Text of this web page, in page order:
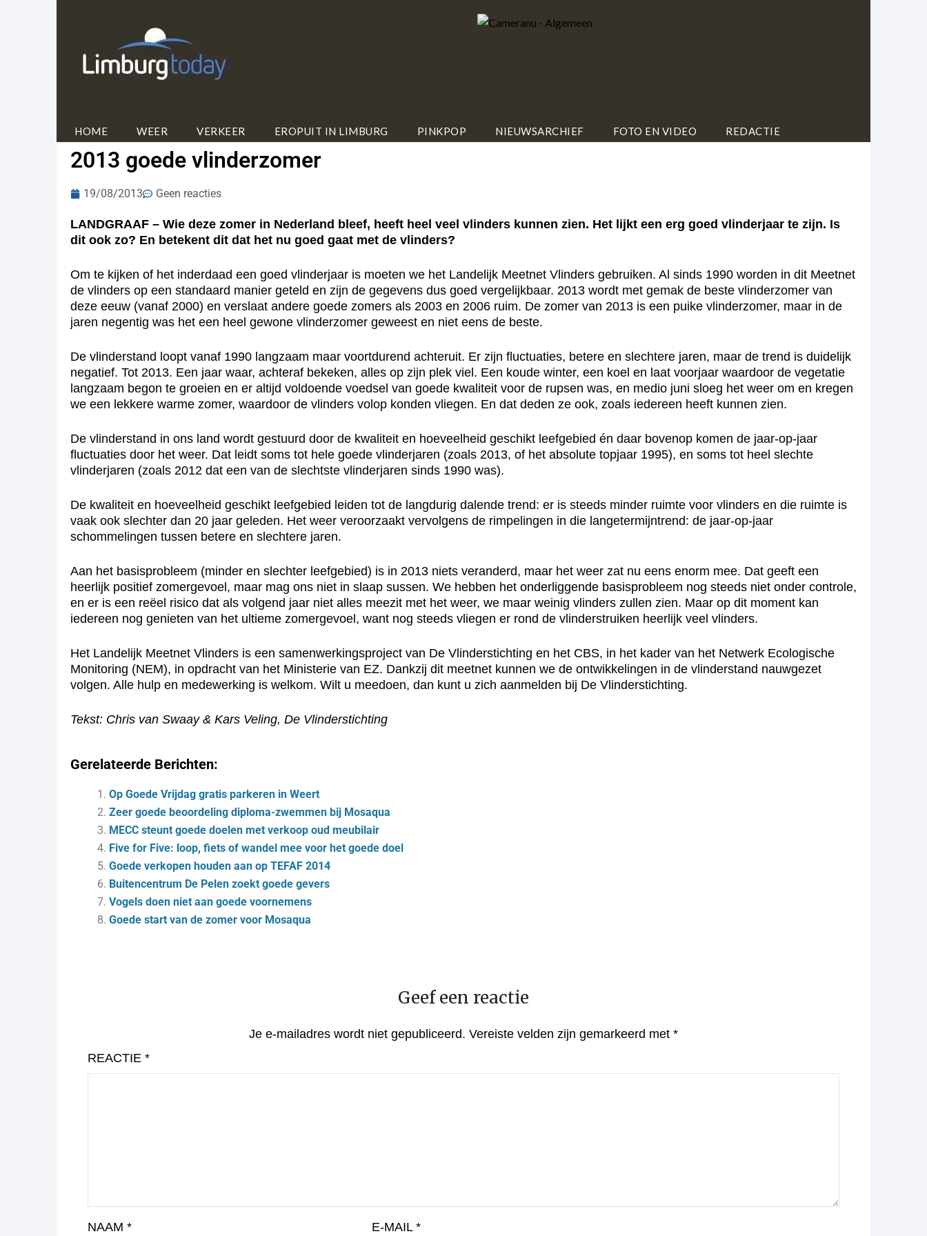
HOME WEER VERKEER EROPUIT IN LIMBURG PINKPOP NIEUWSARCHIEF FOTO EN VIDEO REDACTIE
2013 goede vlinderzomer
19/08/2013 Geen reacties
LANDGRAAF – Wie deze zomer in Nederland bleef, heeft heel veel vlinders kunnen zien. Het lijkt een erg goed vlinderjaar te zijn. Is
dit ook zo? En betekent dit dat het nu goed gaat met de vlinders?
Om te kijken of het inderdaad een goed vlinderjaar is moeten we het Landelijk Meetnet Vlinders gebruiken. Al sinds 1990 worden in dit Meetnet
de vlinders op een standaard manier geteld en zijn de gegevens dus goed vergelijkbaar. 2013 wordt met gemak de beste vlinderzomer van
deze eeuw (vanaf 2000) en verslaat andere goede zomers als 2003 en 2006 ruim. De zomer van 2013 is een puike vlinderzomer, maar in de
jaren negentig was het een heel gewone vlinderzomer geweest en niet eens de beste.
De vlinderstand loopt vanaf 1990 langzaam maar voortdurend achteruit. Er zijn fluctuaties, betere en slechtere jaren, maar de trend is duidelijk
negatief. Tot 2013. Een jaar waar, achteraf bekeken, alles op zijn plek viel. Een koude winter, een koel en laat voorjaar waardoor de vegetatie
langzaam begon te groeien en er altijd voldoende voedsel van goede kwaliteit voor de rupsen was, en medio juni sloeg het weer om en kregen
we een lekkere warme zomer, waardoor de vlinders volop konden vliegen. En dat deden ze ook, zoals iedereen heeft kunnen zien.
De vlinderstand in ons land wordt gestuurd door de kwaliteit en hoeveelheid geschikt leefgebied én daar bovenop komen de jaar-op-jaar
fluctuaties door het weer. Dat leidt soms tot hele goede vlinderjaren (zoals 2013, of het absolute topjaar 1995), en soms tot heel slechte
vlinderjaren (zoals 2012 dat een van de slechtste vlinderjaren sinds 1990 was).
De kwaliteit en hoeveelheid geschikt leefgebied leiden tot de langdurig dalende trend: er is steeds minder ruimte voor vlinders en die ruimte is
vaak ook slechter dan 20 jaar geleden. Het weer veroorzaakt vervolgens de rimpelingen in die langetermijntrend: de jaar-op-jaar
schommelingen tussen betere en slechtere jaren.
Aan het basisprobleem (minder en slechter leefgebied) is in 2013 niets veranderd, maar het weer zat nu eens enorm mee. Dat geeft een
heerlijk positief zomergevoel, maar mag ons niet in slaap sussen. We hebben het onderliggende basisprobleem nog steeds niet onder controle,
en er is een reëel risico dat als volgend jaar niet alles meezit met het weer, we maar weinig vlinders zullen zien. Maar op dit moment kan
iedereen nog genieten van het ultieme zomergevoel, want nog steeds vliegen er rond de vlinderstruiken heerlijk veel vlinders.
Het Landelijk Meetnet Vlinders is een samenwerkingsproject van De Vlinderstichting en het CBS, in het kader van het Netwerk Ecologische
Monitoring (NEM), in opdracht van het Ministerie van EZ. Dankzij dit meetnet kunnen we de ontwikkelingen in de vlinderstand nauwgezet
volgen. Alle hulp en medewerking is welkom. Wilt u meedoen, dan kunt u zich aanmelden bij De Vlinderstichting.
Tekst: Chris van Swaay & Kars Veling, De Vlinderstichting
Gerelateerde Berichten:
Op Goede Vrijdag gratis parkeren in Weert
Zeer goede beoordeling diploma-zwemmen bij Mosaqua
MECC steunt goede doelen met verkoop oud meubilair
Five for Five: loop, fiets of wandel mee voor het goede doel
Goede verkopen houden aan op TEFAF 2014
Buitencentrum De Pelen zoekt goede gevers
Vogels doen niet aan goede voornemens
Goede start van de zomer voor Mosaqua
Geef een reactie
Je e-mailadres wordt niet gepubliceerd. Vereiste velden zijn gemarkeerd met *
REACTIE *
NAAM * E-MAIL *